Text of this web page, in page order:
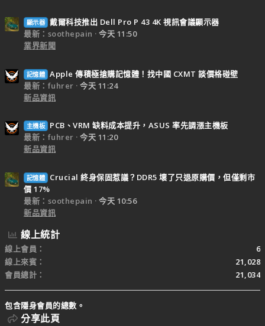
顯示器 戴爾科技推出 Dell Pro P 43 4K 視訊會議顯示器
最新：soothepain
今天 11:50
業界新聞
記憶體 Apple 傳積極搶購記憶體！找中國 CXMT 談價格碰壁
最新：fuhrer
今天 11:24
新品資訊
主機板
PCB、VRM 缺料成本提升，ASUS 率先調漲主機板
最新：fuhrer
今天 11:20
新品資訊
記憶體
Crucial 終身保固惹議？DDR5 壞了只退原購價，但僅剩市
價 17%
最新：soothepain
今天 10:56
新品資訊
線上統計
線上會員
6
線上來賓
21,028
會員總計
21,034
包含隱身會員的總數。
分享此頁